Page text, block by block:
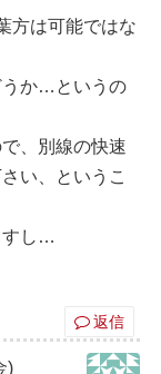
方は可能ではな
うか…というの
、別線の快速
い、というこ
すし…
返信
)